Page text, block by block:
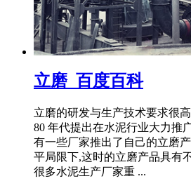
立磨_百度百科
立磨的研发与生产技术要求很
80 年代提出在水泥行业大力推
有一些厂家推出了自己的立磨
平局限下,这时的立磨产品具有
很多水泥生产厂家重 ...